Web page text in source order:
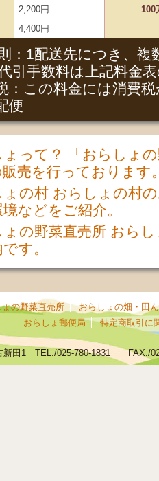
2,200円
100
4,400円
：1配送先につき、
引手数料は上記料金
：この料金には消費
便
ょって？ 「おらしょ
売を行っております
ょの村 おらしょの村
などをご紹介。
ょの野菜直売所 おら
す。
ょの野菜直売所
おらしょの畑・田
おらしょ郵便局
特定商取引に
新田1 TEL./025-780-1831 FAX./